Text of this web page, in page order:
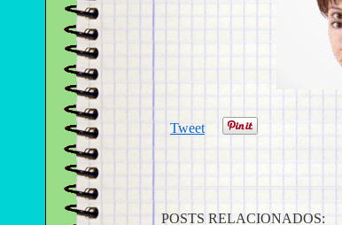
Tweet
POSTS RELACIONADOS: